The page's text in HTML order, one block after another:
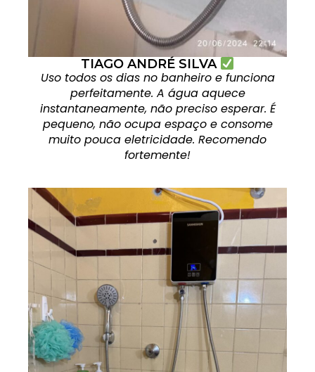
TIAGO ANDRÉ SILVA
Uso todos os dias no banheiro e funciona
perfeitamente. A água aquece
instantaneamente, não preciso esperar. É
pequeno, não ocupa espaço e consome
muito pouca eletricidade. Recomendo
fortemente!